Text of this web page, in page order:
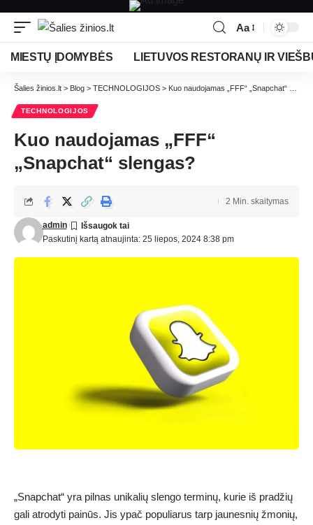
Aa
MIESTŲ ĮDOMYBĖS LIETUVOS RESTORANŲ IR
Šalies žinios.lt > Blog > TECHNOLOGIJOS > Kuo naudojamas „FFF“ „Snapchat“ slengas?
TECHNOLOGIJOS
Kuo naudojamas „FFF“
„Snapchat“ slengas?
Paskutinį kartą atnaujinta: 25 liepos, 2024 8:38 pm
admin
2 Min. skaitymas
„Snapchat“ yra pilnas unikalių slengo terminų, kurie iš pradžių
gali atrodyti painūs. Jis ypač populiarus tarp jaunesnių žmonių,